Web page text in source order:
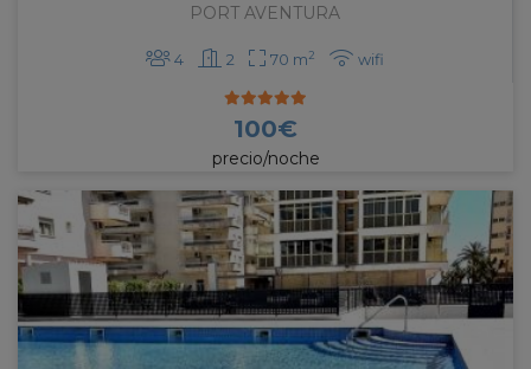
PORT AVENTURA
4 2 70 m2 wifi
100€
precio/noche